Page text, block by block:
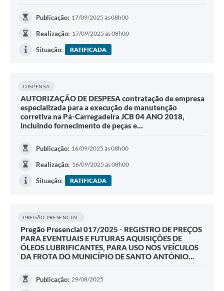
Publicação: 17/09/2025 às 08h00
Realização: 17/09/2025 às 08h00
Situação: RATIFICADA
DISPENSA
AUTORIZAÇÃO DE DESPESA contratação de empresa
especializada para a execução de manutenção
corretiva na Pá-Carregadeira JCB 04 ANO 2018,
incluindo fornecimento de peças e...
Publicação: 16/09/2025 às 08h00
Realização: 16/09/2025 às 08h00
Situação: RATIFICADA
PREGÃO PRESENCIAL
Pregão Presencial 017/2025 - REGISTRO DE PREÇOS
PARA EVENTUAIS E FUTURAS AQUISIÇÕES DE
ÓLEOS LUBRIFICANTES, PARA USO NOS VEÍCULOS
DA FROTA DO MUNICÍPIO DE SANTO ANTÔNIO...
Publicação: 29/08/2025